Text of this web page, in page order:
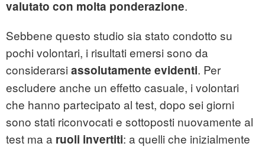
valutato con molta ponderazione.
Sebbene questo studio sia stato condotto su
pochi volontari, i risultati emersi sono da
considerarsi assolutamente evidenti. Per
escludere anche un effetto casuale, i volontari
che hanno partecipato al test, dopo sei giorni
sono stati riconvocati e sottoposti nuovamente al
test ma a ruoli invertiti: a quelli che inizialmente